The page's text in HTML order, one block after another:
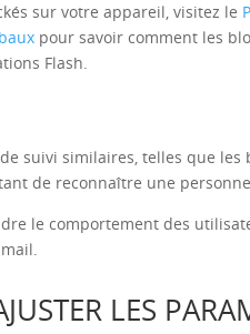
sur votre appareil, visitez le
pour savoir comment les
Flash.
suivi similaires, telles que
de reconnaître une
le comportement des
LES